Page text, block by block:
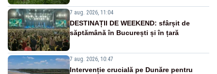
7 aug. 2026, 11:04
DESTINAȚII DE WEEKEND: sfârșit de
săptămână în București și în țară
7 aug. 2026, 10:47
Intervenție crucială pe Dunăre pentru